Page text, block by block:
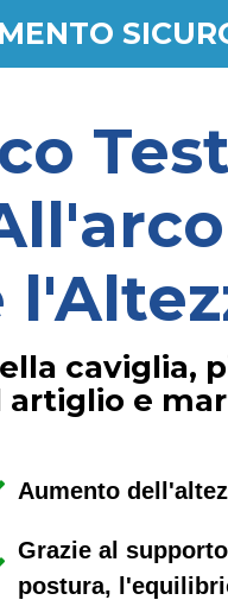
caviglia,
e
Aumento
Grazie al
postura,